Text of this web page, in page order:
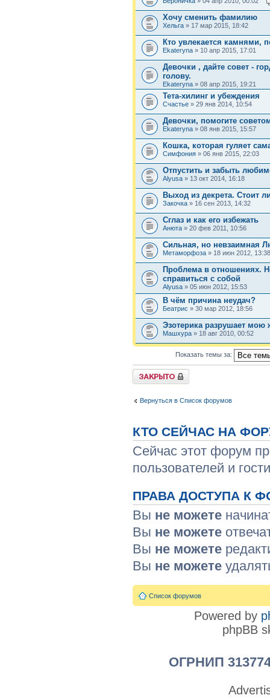
Хочу сменить фамилию
Хельга » 17 мар 2015, 18:42
Кто увлекается камнями,
Ekateryna » 10 апр 2015, 17:01
Девочки , дайте совет -
голову.
Ekateryna » 08 апр 2015, 19:21
Тета-хилинг и убеждения
Счастье » 29 янв 2014, 10:54
Девочки, помогите
Ekateryna » 08 янв 2015, 15:57
Кошка, которая гуляет
Симфония » 06 янв 2015, 22:03
Отпустить и забыть
Аlyusa » 13 окт 2014, 16:18
Выход из декрета. Стоит
Закочка » 16 сен 2013, 14:32
Cглаз и как его избежать
Анюта » 20 фев 2011, 10:56
Сильная, но невзаимная
Метаморфоза » 18 июн 2012, 13:38
Проблема в отношениях.
справиться с собой
Аlyusa » 05 июн 2012, 15:53
В чём причина неудач?
Беатрис » 30 мар 2012, 18:56
Эзотерика разрушает мою
Машхура » 18 авг 2010, 00:52
Показать темы за:
Форум закрыт
Вернуться в Список форумов
КТО СЕЙЧАС НА
Сейчас этот форум
пользователей и
ПРАВА ДОСТУПА К
Вы не можете
Вы не можете
Вы не можете
Вы не можете
Список форумов
Powered by
phpBB
ОГРНИП